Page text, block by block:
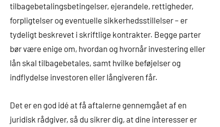
tilbagebetalingsbetingelser, ejerandele, rettigheder,
forpligtelser og eventuelle sikkerhedsstillelser – er
tydeligt beskrevet i skriftlige kontrakter. Begge parter
bør være enige om, hvordan og hvornår investering eller
lån skal tilbagebetales, samt hvilke beføjelser og
indflydelse investoren eller långiveren får.
Det er en god idé at få aftalerne gennemgået af en
juridisk rådgiver, så du sikrer dig, at dine interesser er